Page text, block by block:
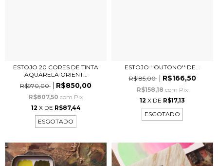
ESTOJO 20 CORES DE TINTA
AQUARELA ORIENT...
R$970,00
R$850,00
R$807,50 com Pix
12 X DE R$87,44
ESGOTADO
ESTOJO ''OUTONO'' DE...
R$185,00
R$166,50
R$158,18 com Pix
12 X DE R$17,13
ESGOTADO